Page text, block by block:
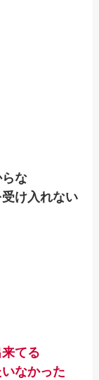
な
け入れない
てる
なかった